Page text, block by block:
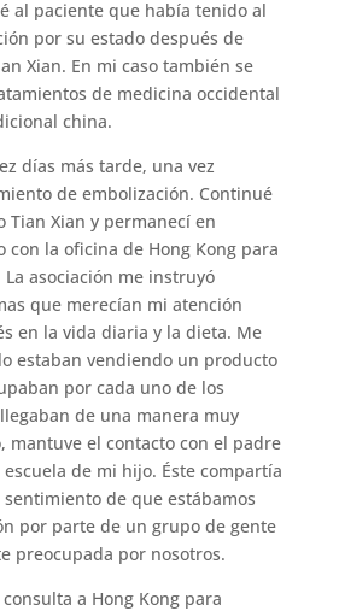
al paciente que había tenido al
por su estado después de
Xian. En mi caso también se
de medicina occidental
china.
días más tarde, una vez
de embolización. Continué
Xian y permanecí en
con la oficina de Hong Kong para
asociación me instruyó
que merecían mi atención
en la vida diaria y la dieta. Me
estaban vendiendo un producto
por cada uno de los
de una manera muy
mantuve el contacto con el padre
de mi hijo. Éste compartía
de que estábamos
por parte de un grupo de gente
preocupada por nosotros.
a Hong Kong para